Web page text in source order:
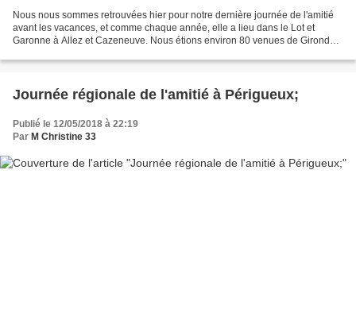
Nous nous sommes retrouvées hier pour notre dernière journée de l'amitié
avant les vacances, et comme chaque année, elle a lieu dans le Lot et
Garonne à Allez et Cazeneuve. Nous étions environ 80 venues de Gironde (
Journée régionale de l'amitié à Périgueux;
Publié le 12/05/2018 à 22:19
Par M Christine 33